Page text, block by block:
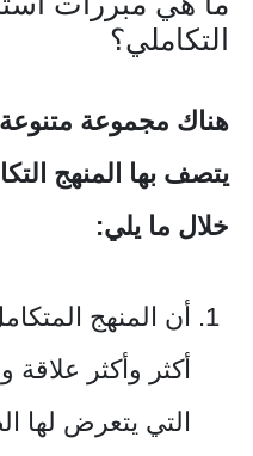
التكاملي؟
هناك مجموعة
يتصف بها المنهج
خلال ما يلي:
أن المنهج
أكثر وأكثر علاقة
التي يتعرض لها